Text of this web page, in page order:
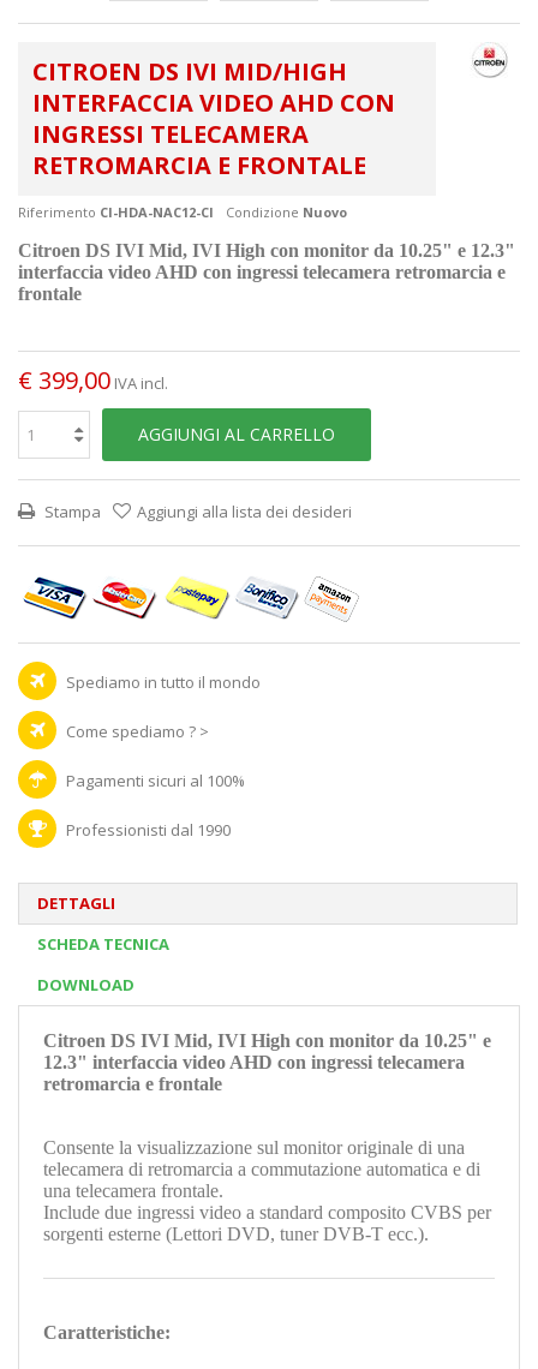
CITROEN DS IVI MID/HIGH
INTERFACCIA VIDEO AHD CON
INGRESSI TELECAMERA
RETROMARCIA E FRONTALE
Riferimento CI-HDA-NAC12-CI Condizione Nuovo
Citroen DS IVI Mid, IVI High con monitor da 10.25" e 12.3"
interfaccia video AHD con ingressi telecamera retromarcia e
frontale
€ 399,00 IVA incl.
AGGIUNGI AL CARRELLO
Stampa Aggiungi alla lista dei desideri
Spediamo in tutto il mondo
Come spediamo ? >
Pagamenti sicuri al 100%
Professionisti dal 1990
DETTAGLI
SCHEDA TECNICA
DOWNLOAD
Citroen DS IVI Mid, IVI High con monitor da 10.25" e
12.3" interfaccia video AHD con ingressi telecamera
retromarcia e frontale
Consente la visualizzazione sul monitor originale di una
telecamera di retromarcia a commutazione automatica e di
una telecamera frontale.
Include due ingressi video a standard composito CVBS per
sorgenti esterne (Lettori DVD, tuner DVB-T ecc.).
Caratteristiche: